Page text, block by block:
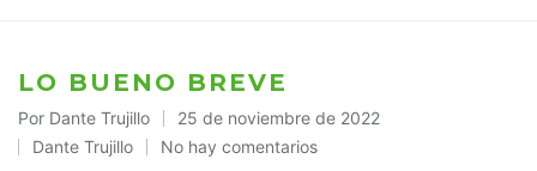
LO BUENO BREVE
Publicado
por
Por Dante Trujillo 25 de noviembre de 2022
Publicado
Dante Trujillo No hay comentarios